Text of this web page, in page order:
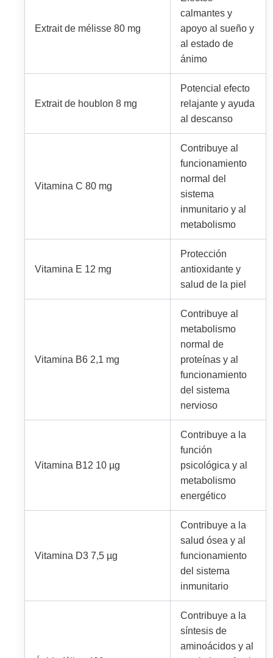
Extrait de mélisse 80 mg
calmantes y
apoyo al sueño y
al estado de
ánimo
Extrait de houblon 8 mg
Potencial efecto
relajante y ayuda
al descanso
Vitamina C 80 mg
Contribuye al
funcionamiento
normal del
sistema
inmunitario y al
metabolismo
Vitamina E 12 mg
Protección
antioxidante y
salud de la piel
Vitamina B6 2,1 mg
Contribuye al
metabolismo
normal de
proteínas y al
funcionamiento
del sistema
nervioso
Vitamina B12 10 µg
Contribuye a la
función
psicológica y al
metabolismo
energético
Vitamina D3 7,5 µg
Contribuye a la
salud ósea y al
funcionamiento
del sistema
inmunitario
Contribuye a la
síntesis de
aminoácidos y al